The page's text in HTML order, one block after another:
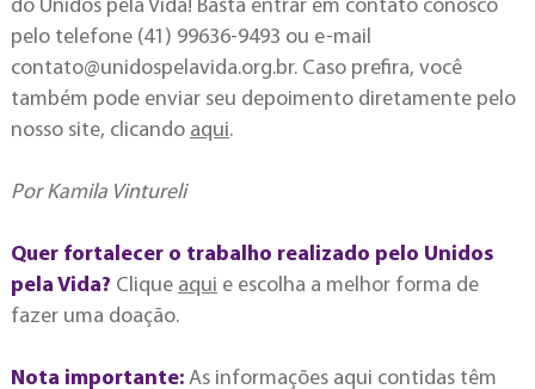
do Unidos pela Vida! Basta entrar em contato conosco
pelo telefone (41) 99636-9493 ou e-mail
contato@unidospelavida.org.br. Caso prefira, você
também pode enviar seu depoimento diretamente pelo
nosso site, clicando aqui.
Por Kamila Vintureli
Quer fortalecer o trabalho realizado pelo Unidos
pela Vida? Clique aqui e escolha a melhor forma de
fazer uma doação.
Nota importante:As informações aqui contidas têm